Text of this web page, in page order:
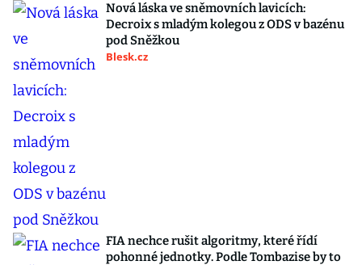
Nová láska ve sněmovních lavicích:
Decroix s mladým kolegou z ODS v bazénu
pod Sněžkou
Blesk.cz
FIA nechce rušit algoritmy, které řídí
pohonné jednotky. Podle Tombazise by to